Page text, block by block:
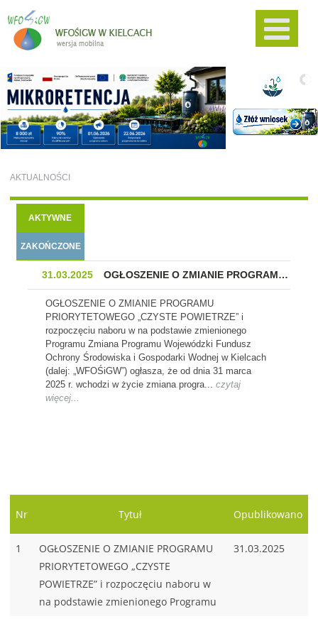
AKTUALNOŚCI
AKTYWNE
ZAKOŃCZONE
31.03.2025 OGŁOSZENIE O ZMIANIE PROGRAMU PRIORYTETOWEGO „CZYSTE POWIETRZE” I ROZPOCZĘCIU NABORU W NA PODSTAWIE ZMIENIONEGO PROGRAMU
OGŁOSZENIE O ZMIANIE PROGRAMU
PRIORYTETOWEGO „CZYSTE POWIETRZE” i
rozpoczęciu naboru w na podstawie zmienionego
Programu Zmiana Programu Wojewódzki Fundusz
Ochrony Środowiska i Gospodarki Wodnej w Kielcach
(dalej: „WFOŚiGW”) ogłasza, że od dnia 31 marca
2025 r. wchodzi w życie zmiana progra... czytaj
więcej...
Gospodarki Wodnej w Kielcach. 1. Oryginał dokumentu
Wojewódzki Fundusz Ochrony Środowiska i
Gospodarki Wodnej w Kielcach ogłasza nabór
Nr Tytuł Opublikowano
1
OGŁOSZENIE O ZMIANIE PROGRAMU
PRIORYTETOWEGO „CZYSTE
POWIETRZE” i rozpoczęciu naboru w
na podstawie zmienionego Programu
31.03.2025